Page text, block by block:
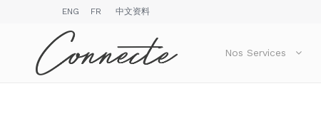
ENG FR 中文资料
Nos Services